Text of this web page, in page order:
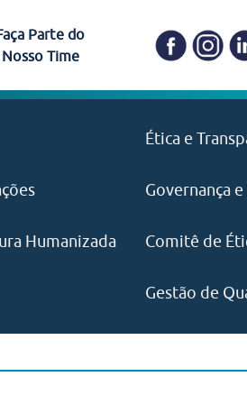
Ética e
Governança
Humanizada Comitê de
Gestão de
Carapicuíba
pelo CEJAM e(11) 97646‑2537
Parte do
Nosso Time
visão e valores?